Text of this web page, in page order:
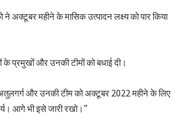
अक्टूबर महीने के मासिक उत्पादन लक्ष्य को पार किया
प्रमुखों और उनकी टीमों को बधाई दी।
और उनकी टीम को अक्टूबर 2022 महीने के लिए
आगे भी इसे जारी रखो।”
बिहार के मुख्यमंत्री ने की सहकारी बैंकिंग कार्यों की